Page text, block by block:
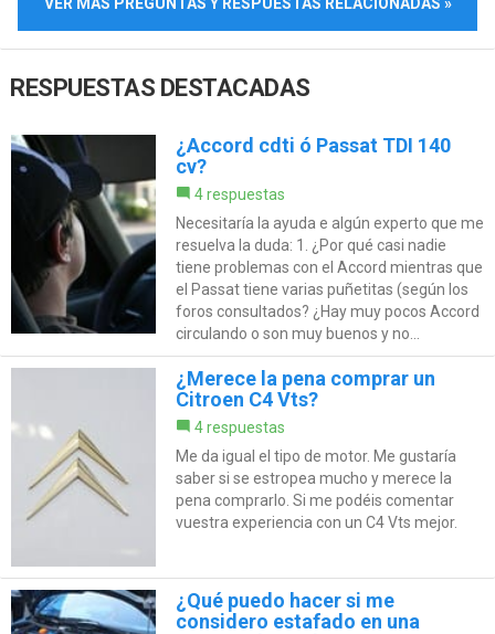
RESPUESTAS DESTACADAS
¿Accord cdti ó Passat TDI 140
cv?
4 respuestas
Necesitaría la ayuda e algún experto que me
resuelva la duda: 1. ¿Por qué casi nadie
tiene problemas con el Accord mientras que
el Passat tiene varias puñetitas (según los
foros consultados? ¿Hay muy pocos Accord
circulando o son muy buenos y no...
¿Merece la pena comprar un
Citroen C4 Vts?
4 respuestas
Me da igual el tipo de motor. Me gustaría
saber si se estropea mucho y merece la
pena comprarlo. Si me podéis comentar
vuestra experiencia con un C4 Vts mejor.
¿Qué puedo hacer si me
considero estafado en una